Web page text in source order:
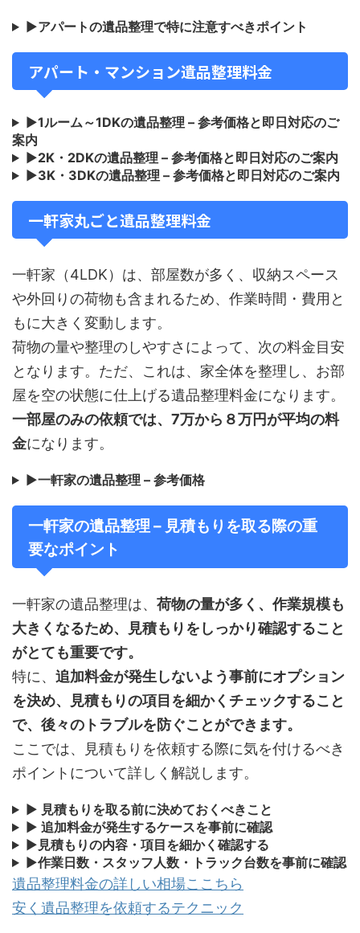
▶アパートの遺品整理で特に注意すべきポイント
アパート・マンション遺品整理料金
▶1ルーム～1DKの遺品整理 – 参考価格と即日対応のご
案内
▶2K・2DKの遺品整理 – 参考価格と即日対応のご案内
▶3K・3DKの遺品整理 – 参考価格と即日対応のご案内
一軒家丸ごと遺品整理料金
一軒家（4LDK）は、部屋数が多く、収納スペース
や外回りの荷物も含まれるため、作業時間・費用と
もに大きく変動します。
荷物の量や整理のしやすさによって、次の料金目安
となります。ただ、これは、家全体を整理し、お部
屋を空の状態に仕上げる遺品整理料金になります。
一部屋のみの依頼では、7万から８万円が平均の料
金になります。
▶一軒家の遺品整理 – 参考価格
一軒家の遺品整理 – 見積もりを取る際の重
要なポイント
一軒家の遺品整理は、 荷物の量が多く、作業規模も
大きくなるため、見積もりをしっかり確認すること
がとても重要です。
特に、 追加料金が発生しないよう事前にオプション
を決め、見積もりの項目を細かくチェックすること
で、後々のトラブルを防ぐことができます。
ここでは、見積もりを依頼する際に気を付けるべき
ポイントについて詳しく解説します。
▶ 見積もりを取る前に決めておくべきこと
▶ 追加料金が発生するケースを事前に確認
▶ 見積もりの内容・項目を細かく確認する
▶作業日数・スタッフ人数・トラック台数を事前に確認
遺品整理料金の詳しい相場ここちら
安く遺品整理を依頼するテクニック